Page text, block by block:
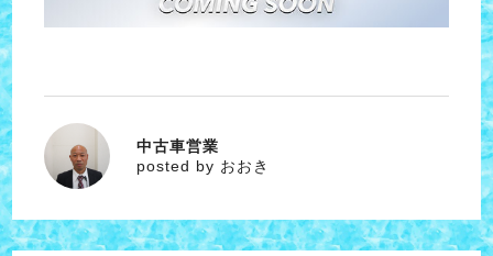
おおき
中古車営業
posted by おおき